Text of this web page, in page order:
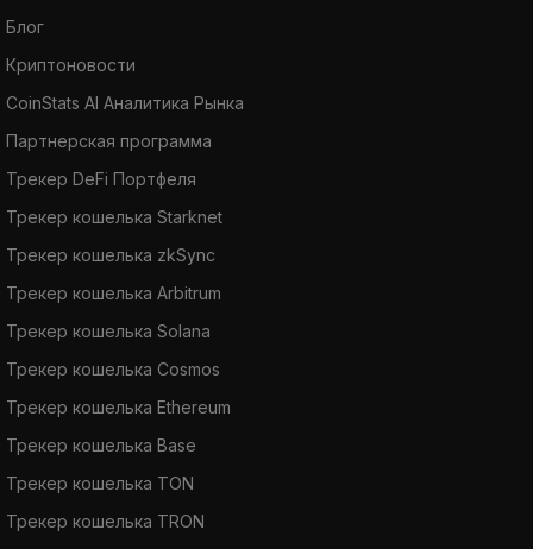
Блог
Криптоновости
CoinStats AI Аналитика Рынка
Партнерская программа
Трекер DeFi Портфеля
Трекер кошелька Starknet
Трекер кошелька zkSync
Трекер кошелька Arbitrum
Трекер кошелька Solana
Трекер кошелька Cosmos
Трекер кошелька Ethereum
Трекер кошелька Base
Трекер кошелька TON
Трекер кошелька TRON